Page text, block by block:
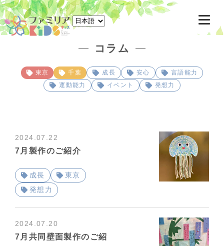
東京駅八重洲北口徒歩3分 千葉駅ペリエ千葉6F 一時預かり託児所
コラム
東京 千葉 成長 安心
言語能力
運動能力
イベント 発想力
2024.07.22
7月製作のご紹介
成長
東京
発想力
2024.07.20
7月共同壁面製作のご紹